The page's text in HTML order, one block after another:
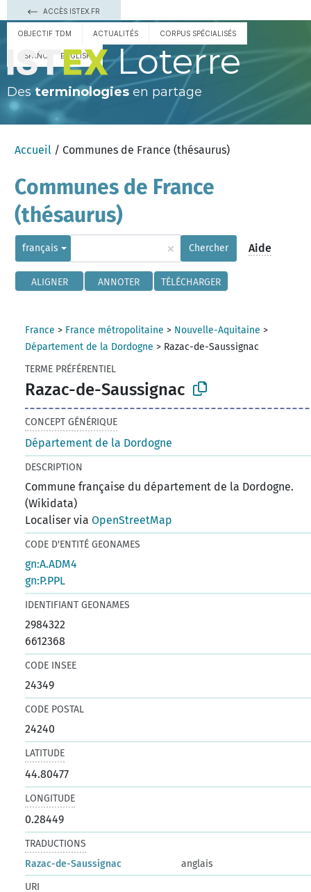
ACCÈS ISTEX.FR
OBJECTIF TDM ACTUALITÉS CORPUS SPÉCIALISÉS
ESPAÑOL ENGLISH Loterre
Des terminologies en partage
Accueil / Communes de France (thésaurus)
Communes de France
(thésaurus)
français × Chercher Aide
ALIGNER ANNOTER TÉLÉCHARGER
France > France métropolitaine > Nouvelle-Aquitaine >
Département de la Dordogne > Razac-de-Saussignac
TERME PRÉFÉRENTIEL
Razac-de-Saussignac
CONCEPT GÉNÉRIQUE
Département de la Dordogne
DESCRIPTION
Commune française du département de la Dordogne.
(Wikidata)
Localiser viaOpenStreetMap
CODE D'ENTITÉ GEONAMES
gn:A.ADM4
gn:P.PPL
IDENTIFIANT GEONAMES
2984322
6612368
CODE INSEE
24349
CODE POSTAL
24240
LATITUDE
44.80477
LONGITUDE
0.28449
TRADUCTIONS
Razac-de-Saussignac
anglais
URI